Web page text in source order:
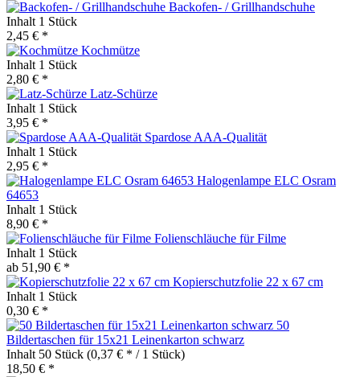
Backofen- / Grillhandschuhe
Inhalt 1 Stück
2,45 € *
Kochmütze
Inhalt 1 Stück
2,80 € *
Latz-Schürze
Inhalt 1 Stück
3,95 € *
Spardose AAA-Qualität
Inhalt 1 Stück
2,95 € *
Halogenlampe ELC Osram
64653
Inhalt 1 Stück
8,90 € *
Folienschläuche für Filme
Inhalt 1 Stück
ab 51,90 € *
Kopierschutzfolie 22 x 67 cm
Inhalt 1 Stück
0,30 € *
50
Bildertaschen für 15x21 Leinenkarton schwarz
Inhalt 50 Stück (0,37 € * / 1 Stück)
18,50 € *